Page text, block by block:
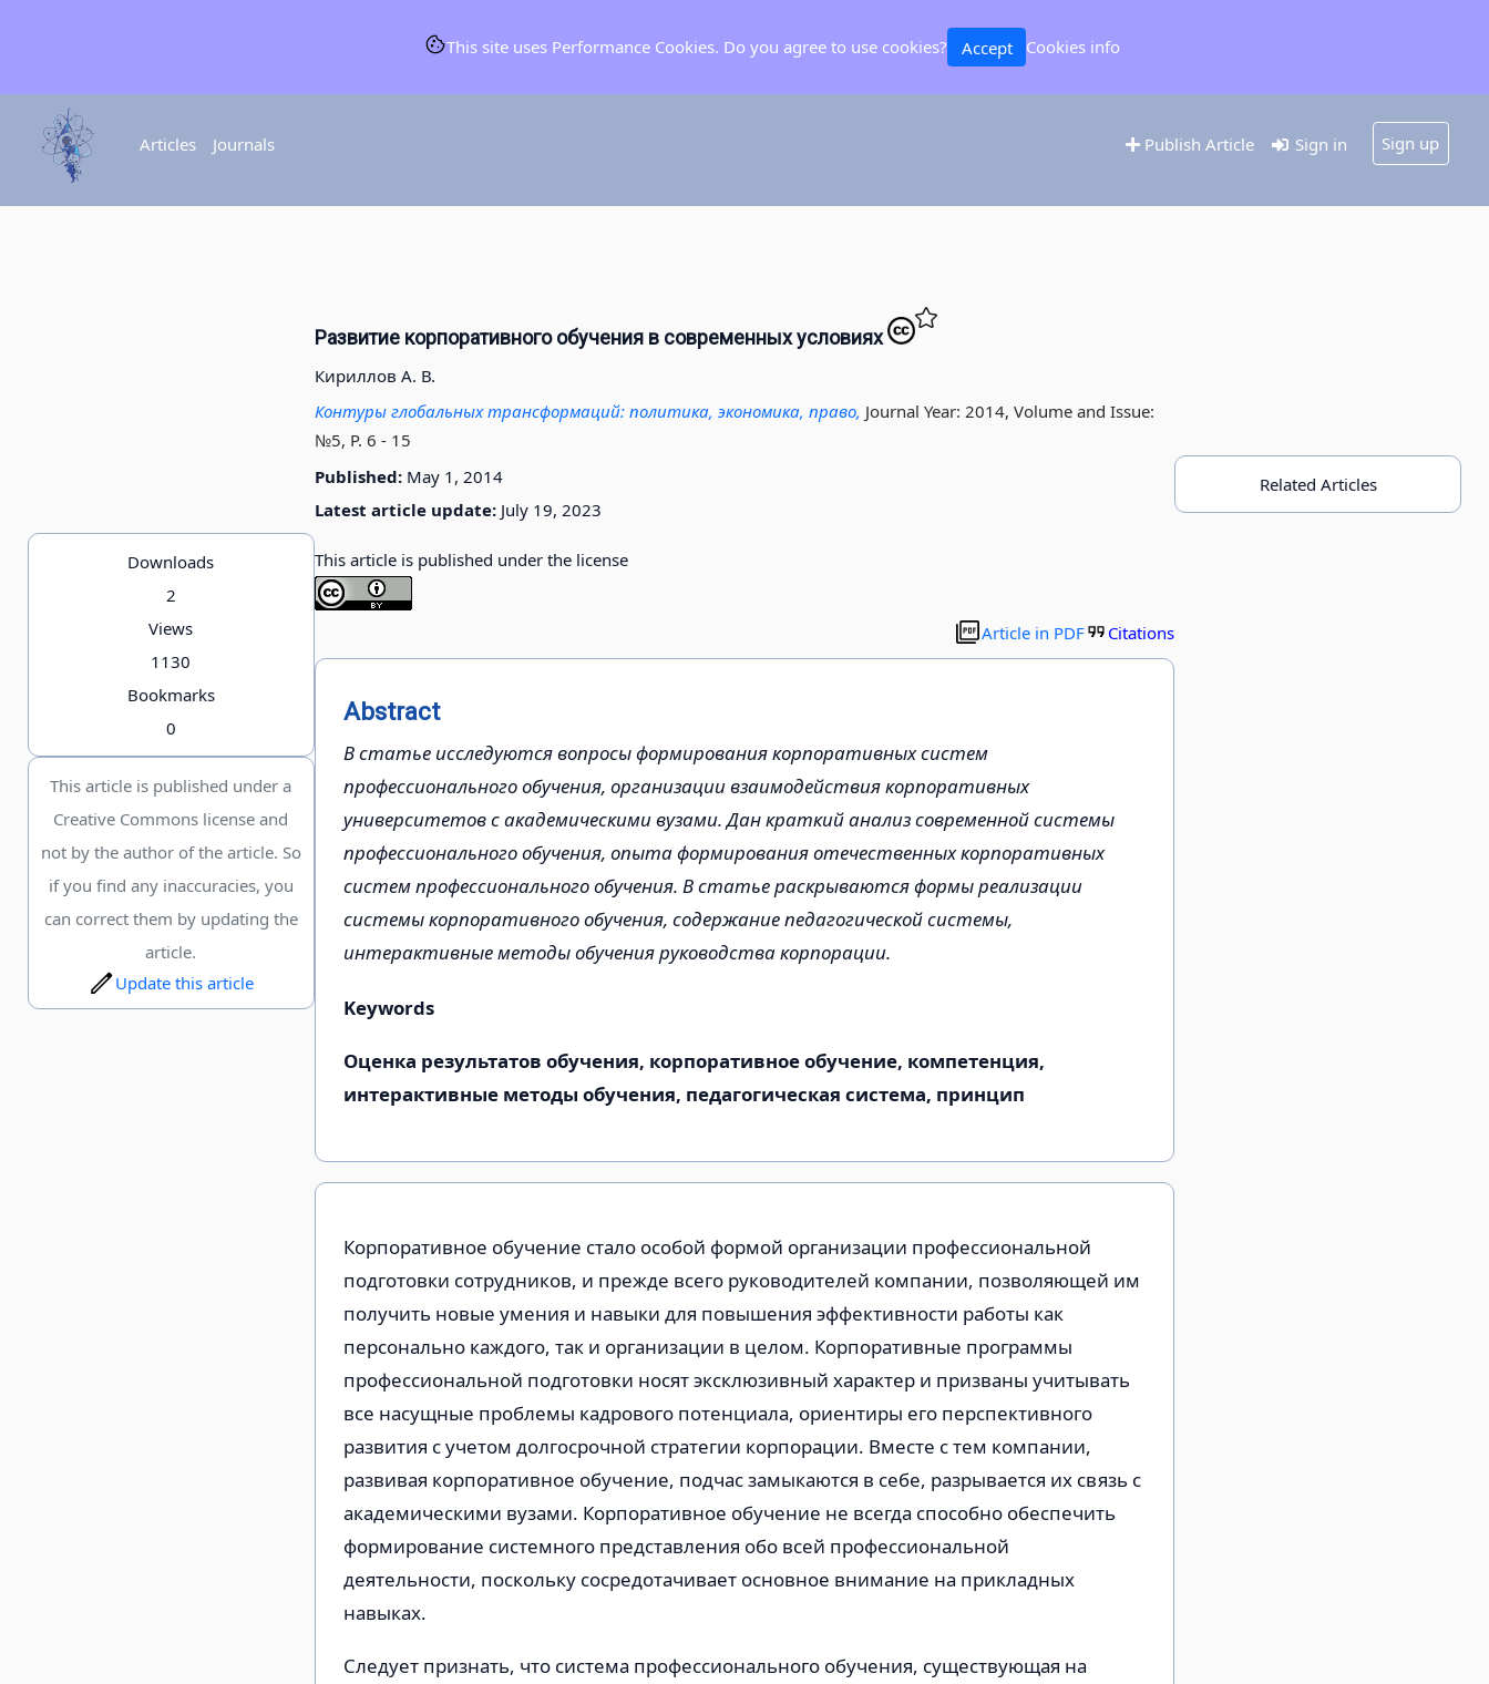
Articles Journals Publish Article Sign in Sign up
Downloads
2
Views
1130
Bookmarks
0
This article is published under a
Creative Commons license and
not by the author of the article. So
if you find any inaccuracies, you
can correct them by updating the
article.
Update this article
Развитие корпоративного обучения в современных условиях
Кириллов А. В.
Контуры глобальных трансформаций: политика, экономика, право, Journal Year: 2014, Volume and Issue:
№5, P. 6 - 15
Published:May 1, 2014
Latest article update:July 19, 2023
This article is published under the license
Article in PDF Citations
Abstract
В статье исследуются вопросы формирования корпоративных систем
профессионального обучения, организации взаимодействия корпоративных
университетов с академическими вузами. Дан краткий анализ современной системы
профессионального обучения, опыта формирования отечественных корпоративных
систем профессионального обучения. В статье раскрываются формы реализации
системы корпоративного обучения, содержание педагогической системы,
интерактивные методы обучения руководства корпорации.
Keywords
Оценка результатов обучения, корпоративное обучение, компетенция,
интерактивные методы обучения, педагогическая система, принцип
Корпоративное обучение стало особой формой организации профессиональной
подготовки сотрудников, и прежде всего руководителей компании, позволяющей им
получить новые умения и навыки для повышения эффективности работы как
персонально каждого, так и организации в целом. Корпоративные программы
профессиональной подготовки носят эксклюзивный характер и призваны учитывать
все насущные проблемы кадрового потенциала, ориентиры его перспективного
развития с учетом долгосрочной стратегии корпорации. Вместе с тем компании,
развивая корпоративное обучение, подчас замыкаются в себе, разрывается их связь с
академическими вузами. Корпоративное обучение не всегда способно обеспечить
формирование системного представления обо всей профессиональной
деятельности, поскольку сосредотачивает основное внимание на прикладных
навыках.
Следует признать, что система профессионального обучения, существующая на
Related Articles
This site uses Performance Cookies. Do you agree to use cookies? Accept Cookies info